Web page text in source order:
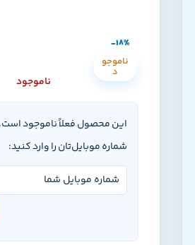
-18%
ناموجو
د
ناموجود
این محصول فعلاً ناموجود
شماره موبایل‌تان را وارد کنید: